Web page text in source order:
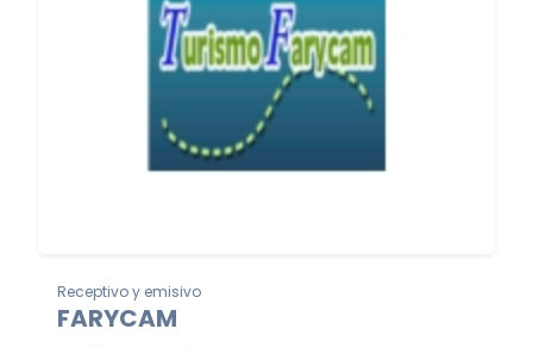
Receptivo y emisivo
FARYCAM